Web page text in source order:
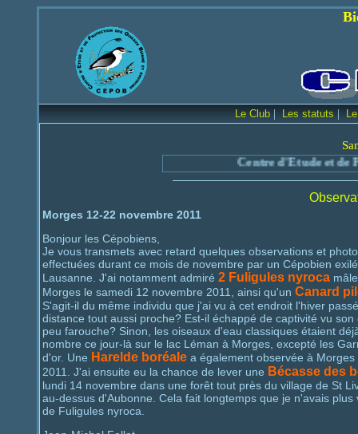
Bienvenue sur
Le Club | Les statuts |
Centre d'Etude et de Protection
Morges 12-22 novembre 2011
Bonjour les Cépobiens,
Je vous transmets avec retard quelques observations et
effectuées durant ce mois de novembre par un Cépobien
Lausanne. J'ai notamment admiré 2 Fuligules nyroca
Morges le samedi 12 novembre 2011, ainsi qu'un Canard
S'agit-il du même individu que j'ai vu à cet endroit l'hiver
distance tout aussi proche? Est-il échappé de captivité vu son
peu farouche? Sinon, les oiseaux d'eau classiques étaient
nombre ce jour-là sur le lac Léman à Morges, excepté les
d'or. Une Harelde boréale a également observée à
2011. J'ai ensuite eu la chance de lever une Bécasse des
lundi 14 novembre dans une forêt tout près du village de St
au-dessus d'Aubonne. Cela fait longtemps que je n'avais plus
de Fuligules nyroca.